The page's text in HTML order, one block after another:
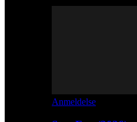
Anmeldelse